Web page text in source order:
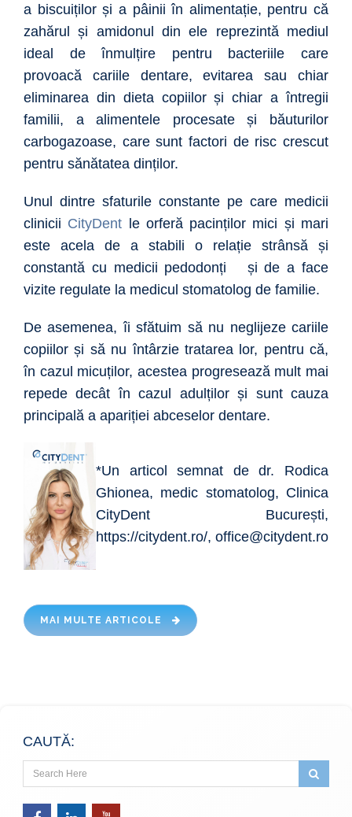
a biscuiților și a pâinii în alimentație, pentru că
zahărul și amidonul din ele reprezintă mediul
ideal de înmulțire pentru bacteriile care
provoacă cariile dentare, evitarea sau chiar
eliminarea din dieta copiilor și chiar a întregii
familii, a alimentele procesate și băuturilor
carbogazoase, care sunt factori de risc crescut
pentru sănătatea dinților.
Unul dintre sfaturile constante pe care medicii
clinicii CityDent le orferă pacinților mici și mari
este acela de a stabili o relație strânsă și
constantă cu medicii pedodonți și de a face
vizite regulate la medicul stomatolog de familie.
De asemenea, îi sfătuim să nu neglijeze cariile
copiilor și să nu întârzie tratarea lor, pentru că,
în cazul micuților, acestea progresează mult mai
repede decât în cazul adulților și sunt cauza
principală a apariției abceselor dentare.
*Un articol semnat de dr. Rodica
Ghionea, medic stomatolog, Clinica
CityDent București,
https://citydent.ro/, office@citydent.ro
MAI MULTE ARTICOLE
CAUTĂ: